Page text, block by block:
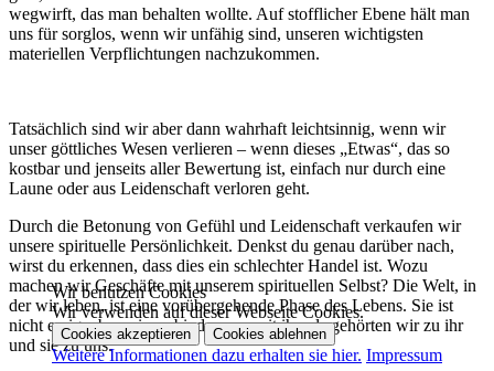
wegwirft, das man behalten wollte. Auf stofflicher Ebene hält man
uns für sorglos, wenn wir unfähig sind, unseren wichtigsten
materiellen Verpflichtungen nachzukommen.
Tatsächlich sind wir aber dann wahrhaft leichtsinnig, wenn wir
unser göttliches Wesen verlieren – wenn dieses „Etwas“, das so
kostbar und jenseits aller Bewertung ist, einfach nur durch eine
Laune oder aus Leidenschaft verloren geht.
Durch die Betonung von Gefühl und Leidenschaft verkaufen wir
unsere spirituelle Persönlichkeit. Denkst du genau darüber nach,
wirst du erkennen, dass dies ein schlechter Handel ist. Wozu
machen wir Geschäfte mit unserem spirituellen Selbst? Die Welt, in
der wir leben, ist eine vorübergehende Phase des Lebens. Sie ist
nicht ewig, aber wir verbinden uns mit ihr, als gehörten wir zu ihr
und sie zu uns.
Wir benutzen Cookies
Wir verwenden auf dieser Webseite Cookies.
Cookies akzeptieren Cookies ablehnen
Weitere Informationen dazu erhalten sie hier. Impressum